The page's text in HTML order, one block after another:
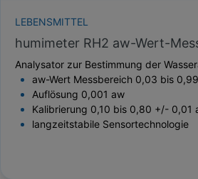
LEBENSMITTEL
humimeter RH2 aw-Wert-
Analysator zur Bestimmung der
aw-Wert Messbereich 0,03 bis
Auflösung 0,001 aw
Kalibrierung 0,10 bis 0,80 +/- 0,01
langzeitstabile Sensortechnologie